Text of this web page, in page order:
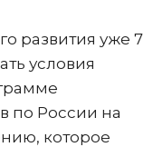
развития уже 7
условия
по России на
которое